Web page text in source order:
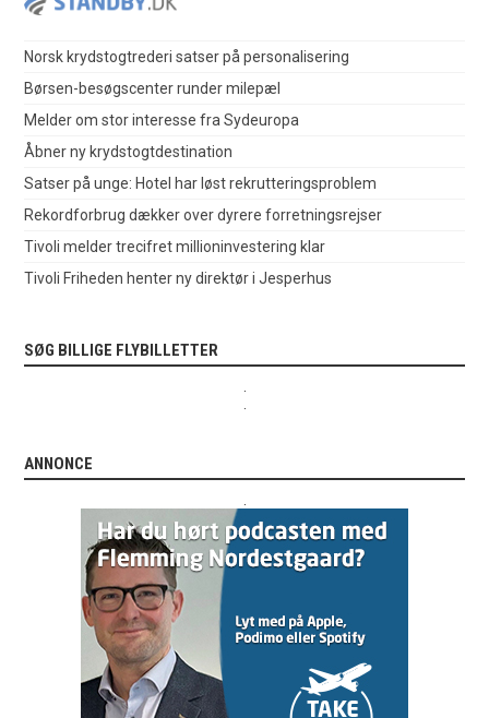
Norsk krydstogtrederi satser på personalisering
Børsen-besøgscenter runder milepæl
Melder om stor interesse fra Sydeuropa
Åbner ny krydstogtdestination
Satser på unge: Hotel har løst rekrutteringsproblem
Rekordforbrug dækker over dyrere forretningsrejser
Tivoli melder trecifret millioninvestering klar
Tivoli Friheden henter ny direktør i Jesperhus
SØG BILLIGE FLYBILLETTER
ANNONCE